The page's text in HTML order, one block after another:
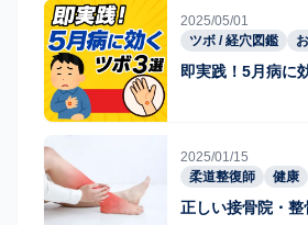
2025/05/01
ツボ / 経穴図鑑
即実践！5月病に
2025/01/15
柔道整復師
健康
正しい接骨院・